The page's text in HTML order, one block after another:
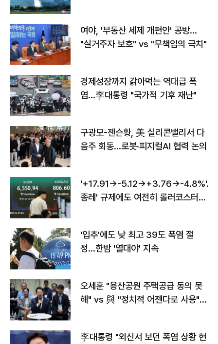
여야, '부동산 세제 개편안' 공방…
"실거주자 보호" vs "무책임의 극치"
경제성장까지 갉아먹는 역대급 폭
염…李대통령 "국가적 기후 재난"
구광모-젠슨황, 美 실리콘밸리서 다
음주 회동…로봇·피지컬AI 협력 논의
'+17.91→-5.12→+3.76→-4.8%'…'
종레' 규제에도 여전히 롤러코스터
'입추'에도 낮 최고 39도 폭염 절
정…한밤 '열대야' 지속
오세훈 "용산공원 주택공급 동의 못
해" vs 與 "정치적 어젠다로 사용"
李대통령 "외신서 보던 폭염 상황 현